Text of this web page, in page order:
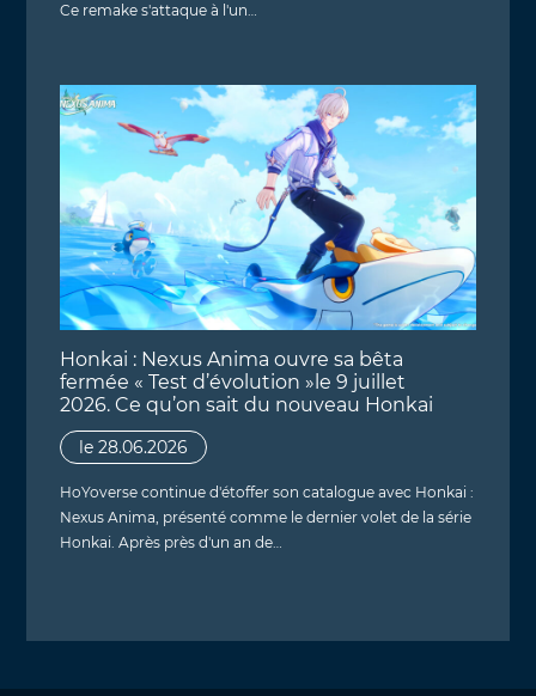
Ce remake s'attaque à l'un…
Honkai : Nexus Anima ouvre sa bêta
fermée « Test d’évolution »le 9 juillet
2026. Ce qu’on sait du nouveau Honkai
le 28.06.2026
HoYoverse continue d'étoffer son catalogue avec Honkai :
Nexus Anima, présenté comme le dernier volet de la série
Honkai. Après près d'un an de…